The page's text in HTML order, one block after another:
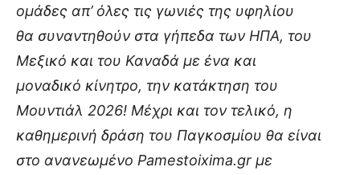
ομάδες απ’ όλες τις γωνιές της υφηλίου
θα συναντηθούν στα γήπεδα των ΗΠΑ, του
Μεξικό και του Καναδά με ένα και
μοναδικό κίνητρο, την κατάκτηση του
Μουντιάλ 2026! Μέχρι και τον τελικό, η
καθημερινή δράση του Παγκοσμίου θα είναι
στο ανανεωμένο Pamestoixima.gr με